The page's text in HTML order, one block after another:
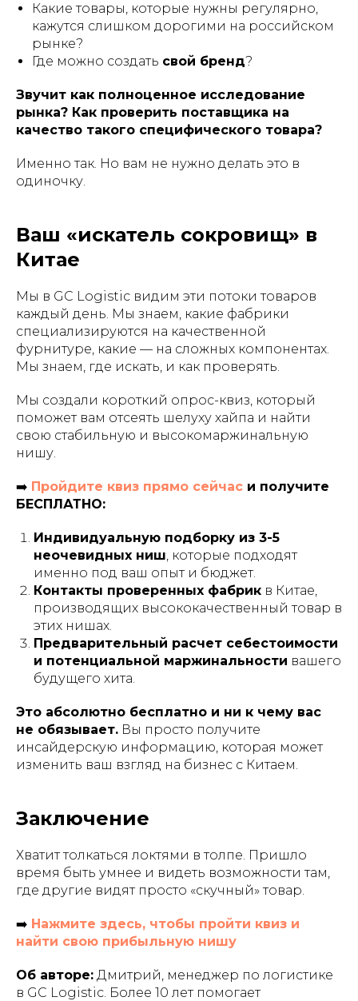
Какие товары, которые нужны регулярно,
кажутся слишком дорогими на российском
рынке?
Где можно создать свой бренд?
Звучит как полноценное исследование
рынка? Как проверить поставщика на
качество такого специфического товара?
Именно так. Но вам не нужно делать это в
одиночку.
Ваш «искатель сокровищ» в
Китае
Мы в GC Logistic видим эти потоки товаров
каждый день. Мы знаем, какие фабрики
специализируются на качественной
фурнитуре, какие — на сложных компонентах.
Мы знаем, где искать, и как проверять.
Мы создали короткий опрос-квиз, который
поможет вам отсеять шелуху хайпа и найти
свою стабильную и высокомаржинальную
нишу.
➡️ Пройдите квиз прямо сейчас и получите
БЕСПЛАТНО:
Индивидуальную подборку из 3-5
неочевидных ниш, которые подходят
именно под ваш опыт и бюджет.
Контакты проверенных фабрик в Китае,
производящих высококачественный товар в
этих нишах.
Предварительный расчет себестоимости
и потенциальной маржинальности вашего
будущего хита.
Это абсолютно бесплатно и ни к чему вас
не обязывает. Вы просто получите
инсайдерскую информацию, которая может
изменить ваш взгляд на бизнес с Китаем.
Заключение
Хватит толкаться локтями в толпе. Пришло
время быть умнее и видеть возможности там,
где другие видят просто «скучный» товар.
➡️ Нажмите здесь, чтобы пройти квиз и
найти свою прибыльную нишу
Об авторе: Дмитрий, менеджер по логистике
в GC Logistic. Более 10 лет помогает